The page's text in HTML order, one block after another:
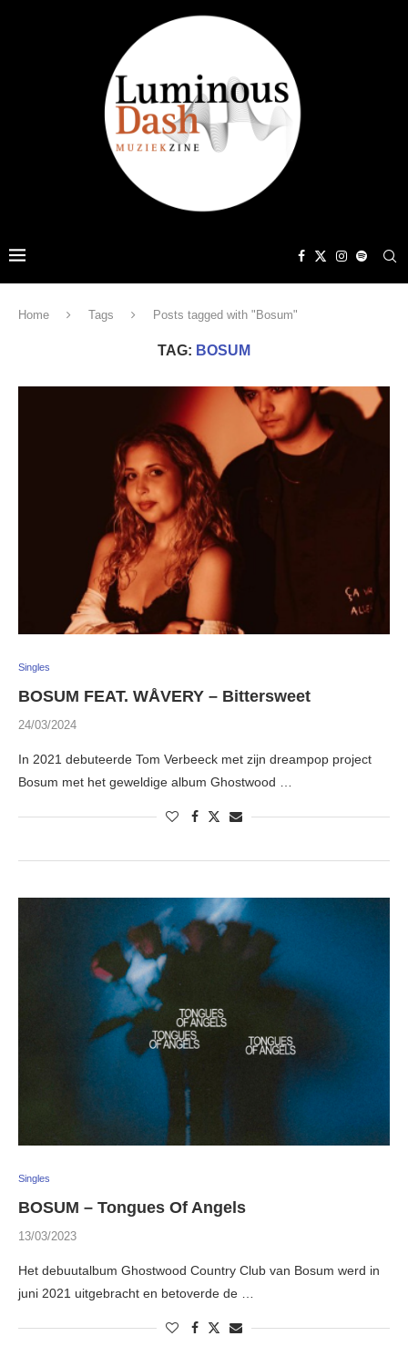
Home Tags Posts tagged with "Bosum"
TAG: BOSUM
Singles
BOSUM FEAT. WÅVERY – Bittersweet
24/03/2024
In 2021 debuteerde Tom Verbeeck met zijn dreampop project
Bosum met het geweldige album Ghostwood …
Singles
BOSUM – Tongues Of Angels
13/03/2023
Het debuutalbum Ghostwood Country Club van Bosum werd in
juni 2021 uitgebracht en betoverde de …